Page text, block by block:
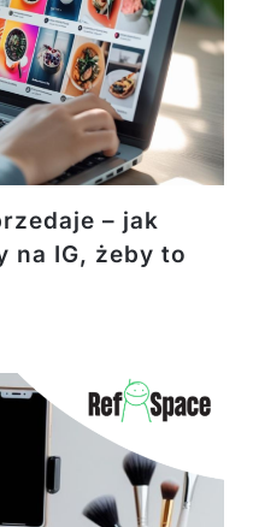
– jak
na IG, żeby to